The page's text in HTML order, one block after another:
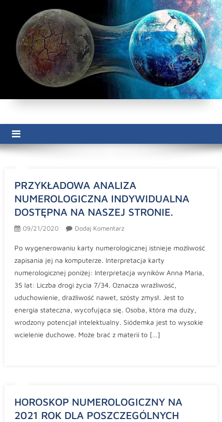
content
PRZYKŁADOWA ANALIZA
NUMEROLOGICZNA INDYWIDUALNA
DOSTĘPNA NA NASZEJ STRONIE.
09/21/2020 Dodaj Komentarz
Po wygenerowaniu karty numerologicznej istnieje możliwość
zapisania jej na komputerze. Interpretacja karty
numerologicznej poniżej: Interpretacja wyników Anna Maria,
35 lat: Liczba drogi życia 7/34. Oznacza wrażliwość,
uduchowienie, drażliwość nawet, szósty zmysł. Jest to
energia stateczna, wycofująca się. Osoba, która ma duży,
wrodzony potencjał intelektualny. Siódemka jest to wysokie
wcielenie duchowe. Może brać z materii to […]
HOROSKOP NUMEROLOGICZNY NA
2021 ROK DLA POSZCZEGÓLNYCH